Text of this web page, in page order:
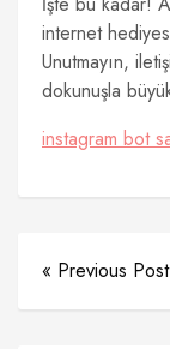
internet
Unutmayın,
dokunuşla
instagram bot
« Previous Post